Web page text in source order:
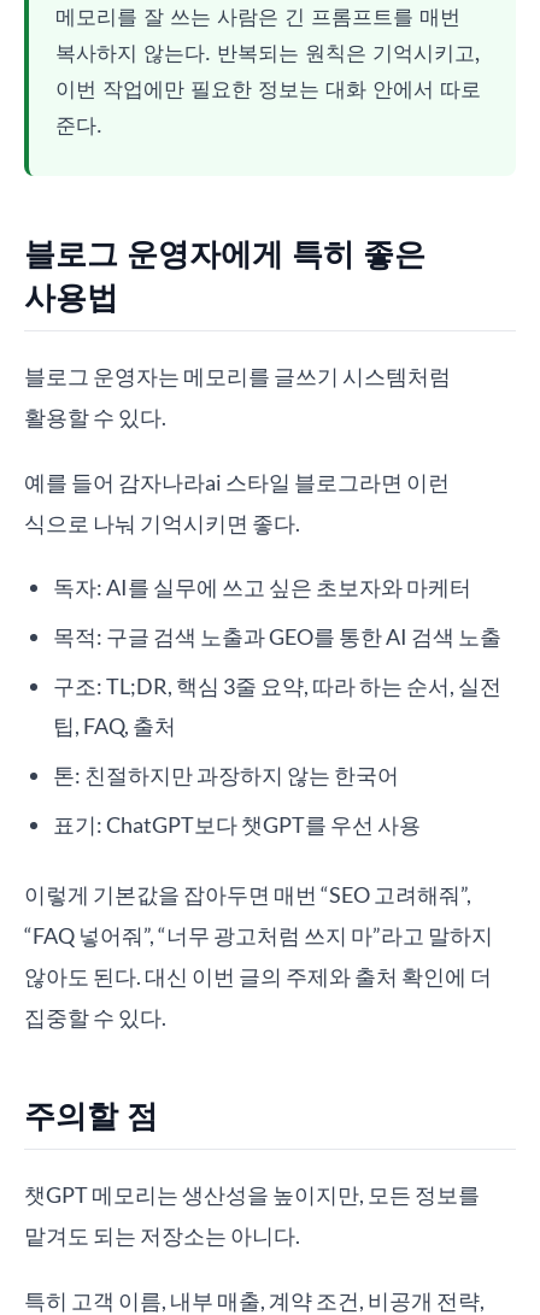
메모리를 잘 쓰는 사람은 긴 프롬프트를 매번
복사하지 않는다. 반복되는 원칙은 기억시키고,
이번 작업에만 필요한 정보는 대화 안에서 따로
준다.
블로그 운영자에게 특히 좋은
사용법
블로그 운영자는 메모리를 글쓰기 시스템처럼
활용할 수 있다.
예를 들어 감자나라ai 스타일 블로그라면 이런
식으로 나눠 기억시키면 좋다.
독자: AI를 실무에 쓰고 싶은 초보자와 마케터
목적: 구글 검색 노출과 GEO를 통한 AI 검색 노출
구조: TL;DR, 핵심 3줄 요약, 따라 하는 순서, 실전
팁, FAQ, 출처
톤: 친절하지만 과장하지 않는 한국어
표기: ChatGPT보다 챗GPT를 우선 사용
이렇게 기본값을 잡아두면 매번 “SEO 고려해줘”,
“FAQ 넣어줘”, “너무 광고처럼 쓰지 마”라고 말하지
않아도 된다. 대신 이번 글의 주제와 출처 확인에 더
집중할 수 있다.
주의할 점
챗GPT 메모리는 생산성을 높이지만, 모든 정보를
맡겨도 되는 저장소는 아니다.
특히 고객 이름, 내부 매출, 계약 조건, 비공개 전략,